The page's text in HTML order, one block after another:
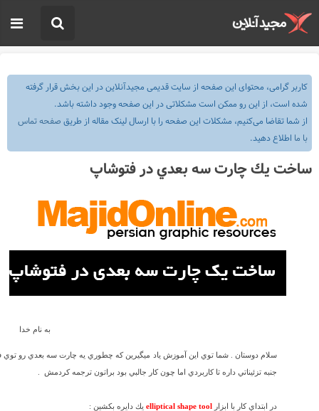
کاربر گرامی، محتوای این صفحه از سایت قدیمی مجیدآنلاین در این بخش قرار گرفته
شده است، از این رو ممکن است مشکلاتی در این صفحه وجود داشته باشد.
از شما تقاضا می‌کنیم، مشکلات این صفحه را با ارسال لینک مقاله از طریق صفحه تماس
با ما اطلاع دهید.
ساخت يك چارت سه بعدي در فتوشاپ
به نام خدا
سلام دوستان . شما توي اين آموزش ياد ميگيرين که چطوري يه چارت سه بعدي رو توي
جنبه تزئيناتي داره تا کاربردي اما چون کار جالبي بود براتون ترجمه کردمش
در ابتداي کار با ابزار elliptical shape tool يك دايره بکشين :